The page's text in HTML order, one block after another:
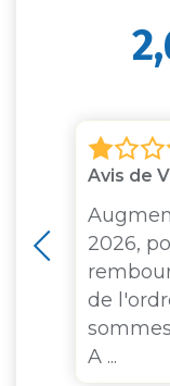
Avis de
2026,
de
A ...